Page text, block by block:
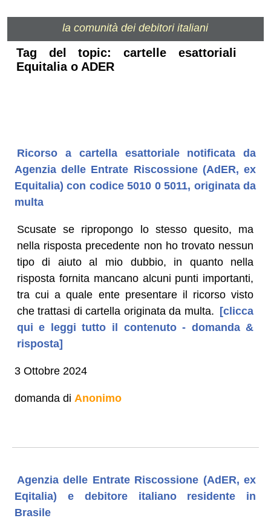
la comunità dei debitori italiani
Tag del topic: cartelle esattoriali
Equitalia o ADER
Ricorso a cartella esattoriale notificata da
Agenzia delle Entrate Riscossione (AdER, ex
Equitalia) con codice 5010 0 5011, originata da
multa
Scusate se ripropongo lo stesso quesito, ma
nella risposta precedente non ho trovato nessun
tipo di aiuto al mio dubbio, in quanto nella
risposta fornita mancano alcuni punti importanti,
tra cui a quale ente presentare il ricorso visto
che trattasi di cartella originata da multa. [clicca
qui e leggi tutto il contenuto - domanda &
risposta]
3 Ottobre 2024
domanda di Anonimo
Agenzia delle Entrate Riscossione (AdER, ex
Eqitalia) e debitore italiano residente in
Brasile